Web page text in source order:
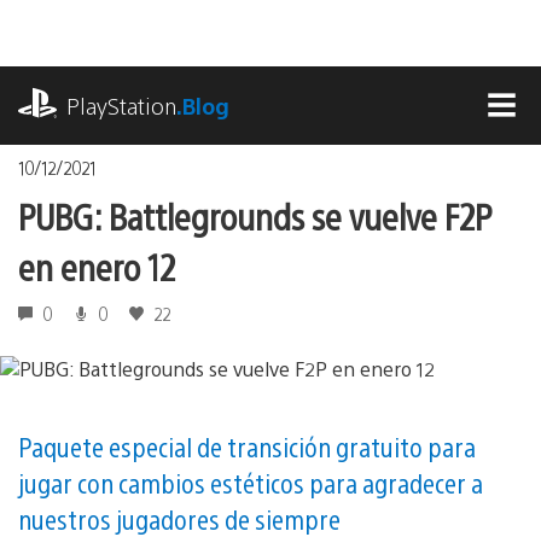
contenido
PlayStation.Blog
10/12/2021
PUBG: Battlegrounds se vuelve F2P
en enero 12
0 0 22
Paquete especial de transición gratuito para
jugar con cambios estéticos para agradecer a
nuestros jugadores de siempre